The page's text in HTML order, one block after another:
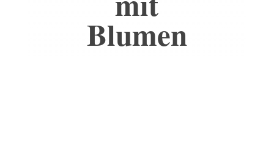
Blumen